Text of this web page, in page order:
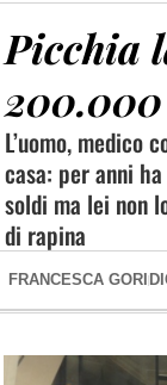
Picchia
L’uomo, medico
casa: per anni
soldi ma lei non
di rapina
FRANCESCA GORI